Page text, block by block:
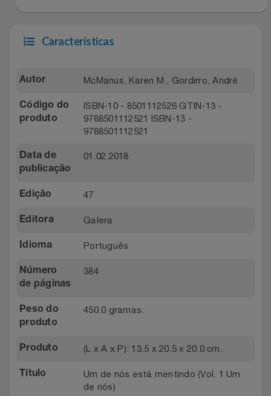
Características
Autor McManus, Karen M., Gordirro, André
Código do
produto
ISBN-10 - 8501112526 GTIN-13 -
9788501112521 ISBN-13 -
9788501112521
Data de
publicação
01.02.2018
Edição 47
Editora Galera
Idioma Português
Número
de páginas
384
Peso do
produto
450.0 gramas.
Produto (L x A x P): 13.5 x 20.5 x 20.0 cm.
Título
Um de nós está mentindo (Vol. 1 Um
de nós)